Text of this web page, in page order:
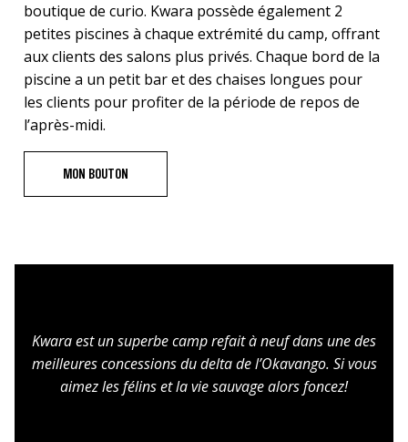
boutique de curio. Kwara possède également 2
petites piscines à chaque extrémité du camp, offrant
aux clients des salons plus privés. Chaque bord de la
piscine a un petit bar et des chaises longues pour
les clients pour profiter de la période de repos de
l’après-midi.
MON BOUTON
Kwara est un superbe camp refait à neuf dans une des
meilleures concessions du delta de l’Okavango. Si vous
aimez les félins et la vie sauvage alors foncez!